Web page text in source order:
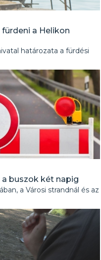
a Helikon
határozata a fürdési
buszok két napig
a Városi strandnál és az